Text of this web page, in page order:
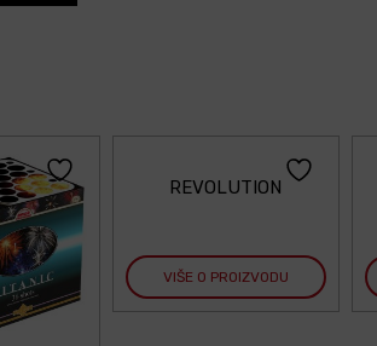
REVOLUTION
VIŠE O PROIZVODU